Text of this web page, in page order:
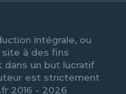
intégrale, ou
à des fins
un but lucratif
est strictement
2016 - 2026